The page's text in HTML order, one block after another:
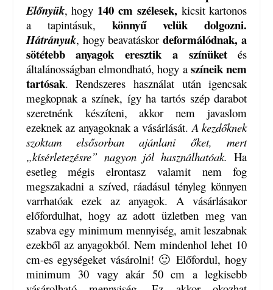
Előnyük, hogy 140 cm szélesek,kicsit kartonos
a tapintásuk, könnyű velük dolgozni.
Hátrányuk, hogy beavatáskordeformálódnak, a
sötétebb anyagok eresztik a színüketés
általánosságban elmondható, hogy aszíneik nem
tartósak. Rendszeres használat után igencsak
megkopnak a színek, így ha tartós szép darabot
szeretnénk készíteni, akkor nem javaslom
ezeknek az anyagoknak a vásárlását.A kezdőknek
szoktam elsősorban ajánlani őket, mert
„kísérletezésre” nagyon jól használhatóak. Ha
esetleg mégis elrontasz valamit nem fog
megszakadni a szíved, ráadásul tényleg könnyen
varrhatóak ezek az anyagok. A vásárlásakor
előfordulhat, hogy az adott üzletben meg van
szabva egy minimum mennyiség, amit leszabnak
ezekből az anyagokból. Nem mindenhol lehet 10
cm-es egységeket vásárolni! 🙂 Előfordul, hogy
minimum 30 vagy akár 50 cm a legkisebb